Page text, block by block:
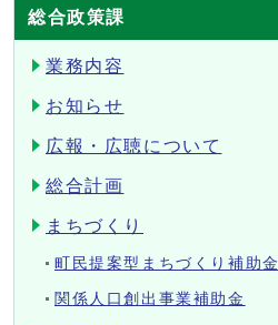
総合政策課
業務内容
お知らせ
広報・広聴について
総合計画
まちづくり
町民提案型まちづくり補助金
関係人口創出事業補助金